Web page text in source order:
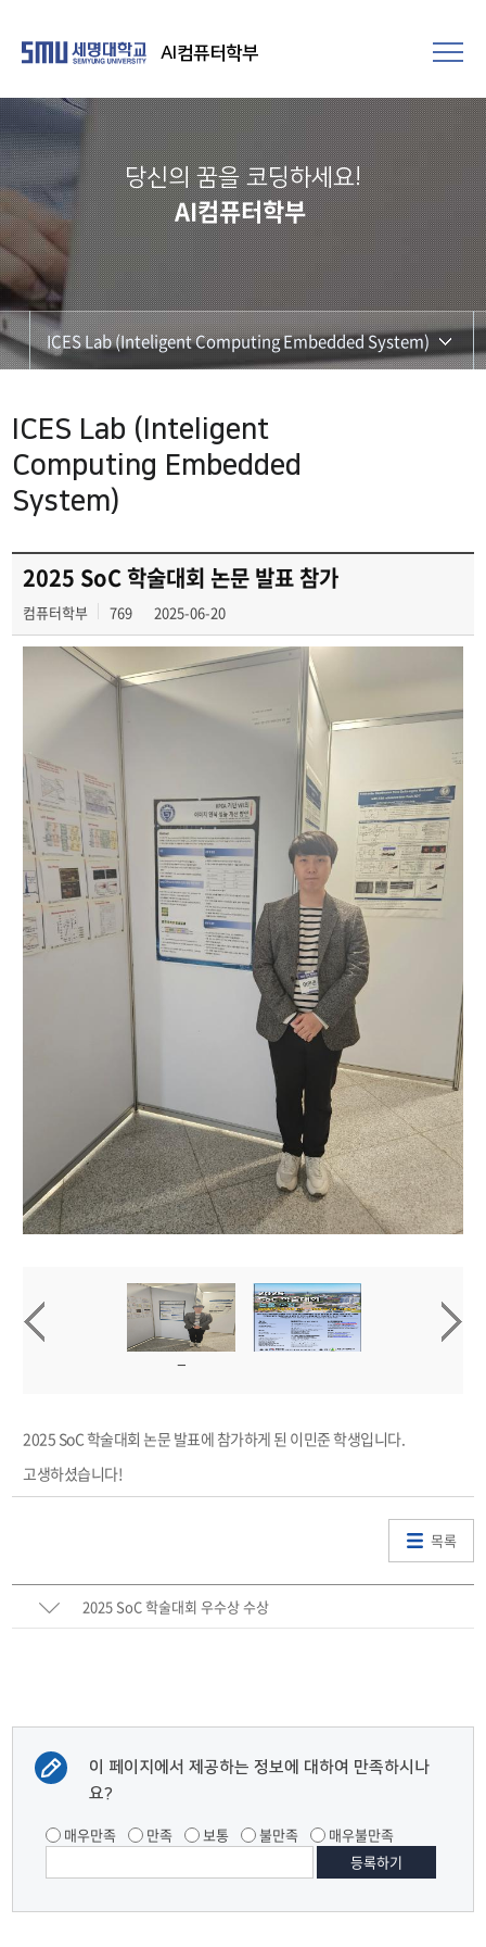
AI컴퓨터학부
당신의 꿈을 코딩하세요!
AI컴퓨터학부
ICES Lab (Inteligent Computing Embedded System)
ICES Lab (Inteligent Computing Embedded System)
ICES Lab (Inteligent
Computing Embedded
System)
2025 SoC 학술대회 논문 발표 참가
컴퓨터학부 769 2025-06-20
2025 SoC 학술대회 논문 발표에 참가하게 된 이민준 학생입니다.
고생하셨습니다!
목록
2025 SoC 학술대회 우수상 수상
이 페이지에서 제공하는 정보에 대하여 만족하시나
요?
매우만족 만족 보통 불만족 매우불만족